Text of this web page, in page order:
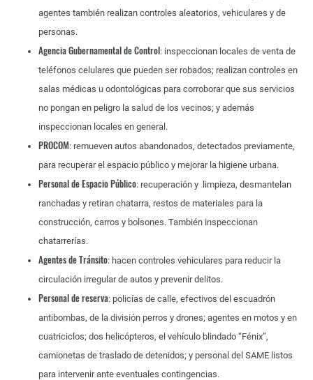
agentes también realizan controles aleatorios, vehiculares y de
personas.
Agencia Gubernamental de Control: inspeccionan locales de venta de
teléfonos celulares que pueden ser robados; realizan controles en
salas médicas u odontológicas para corroborar que sus servicios
no pongan en peligro la salud de los vecinos; y además
inspeccionan locales en general.
PROCOM: remueven autos abandonados, detectados previamente,
para recuperar el espacio público y mejorar la higiene urbana.
Personal de Espacio Público: recuperación y limpieza, desmantelan
ranchadas y retiran chatarra, restos de materiales para la
construcción, carros y bolsones. También inspeccionan
chatarrerías.
Agentes de Tránsito: hacen controles vehiculares para reducir la
circulación irregular de autos y prevenir delitos.
Personal de reserva: policías de calle, efectivos del escuadrón
antibombas, de la división perros y drones; agentes en motos y en
cuatriciclos; dos helicópteros, el vehículo blindado “Fénix”,
camionetas de traslado de detenidos; y personal del SAME listos
para intervenir ante eventuales contingencias.